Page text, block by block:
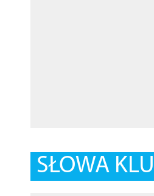
SŁOWA